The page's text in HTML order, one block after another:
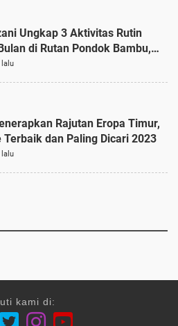
Ungkap 3 Aktivitas Rutin
di Rutan Pondok Bambu,
lalu
Rajutan Eropa Timur,
Terbaik dan Paling Dicari 2023
lalu
kami di: